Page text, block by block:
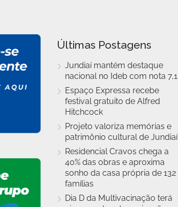
Últimas Postagens
Jundiaí mantém destaque
nacional no Ideb com nota 7,1
Espaço Expressa recebe
festival gratuito de Alfred
Hitchcock
Projeto valoriza memórias e
patrimônio cultural de Jundiaí
Residencial Cravos chega a
40% das obras e aproxima
sonho da casa própria de 132
famílias
Dia D da Multivacinação terá